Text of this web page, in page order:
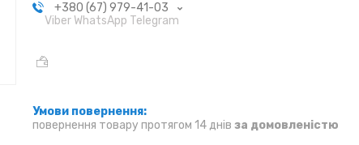
+380 (67) 979-41-03
Viber WhatsApp Telegram
повернення товару протягом 14 днів за домовленістю